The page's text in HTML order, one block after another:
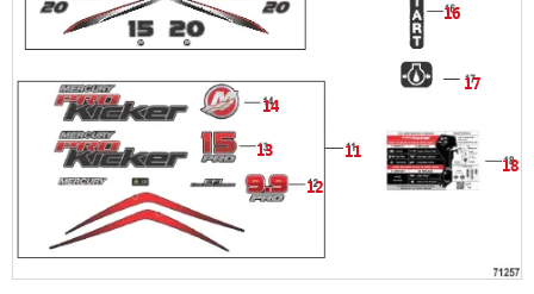
11
12
13
14
16
17
18